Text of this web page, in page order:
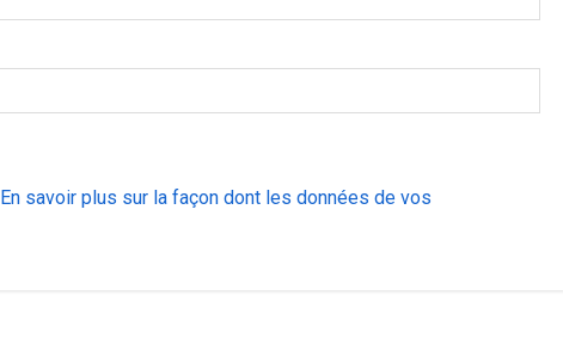
En savoir plus sur la façon dont les données de vos